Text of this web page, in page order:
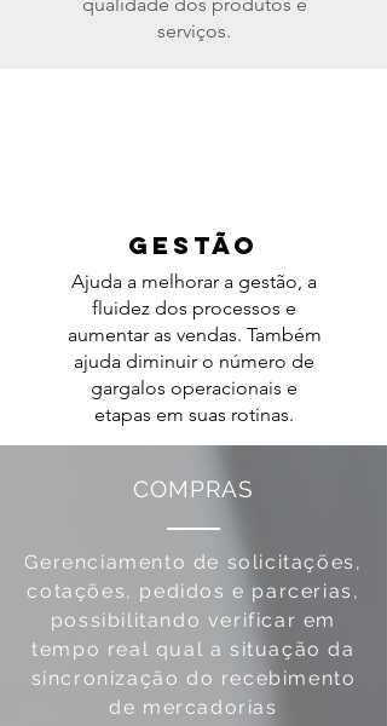
serviços.
GESTãO
Ajuda a melhorar a gestão, a
fluidez dos processos e
aumentar as vendas. Também
ajuda diminuir o número de
gargalos operacionais e
etapas em suas rotinas.
COMPRAS
Gerenciamento de solicitações,
cotações, pedidos e parcerias,
possibilitando verificar em
tempo real qual a situação da
sincronização do recebimento
de mercadorias